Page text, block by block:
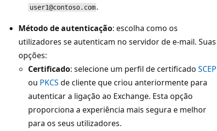
user1@contoso.com .
Método de autenticação: escolha como os
utilizadores se autenticam no servidor de e-mail. Suas
opções:
Certificado: selecione um perfil de certificado SCEP
ou PKCS de cliente que criou anteriormente para
autenticar a ligação ao Exchange. Esta opção
proporciona a experiência mais segura e melhor
para os seus utilizadores.